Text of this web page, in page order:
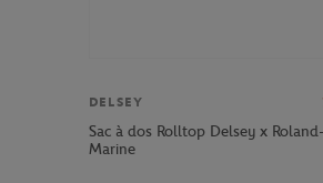
DELSEY
Sac à dos Rolltop Delsey x
Marine